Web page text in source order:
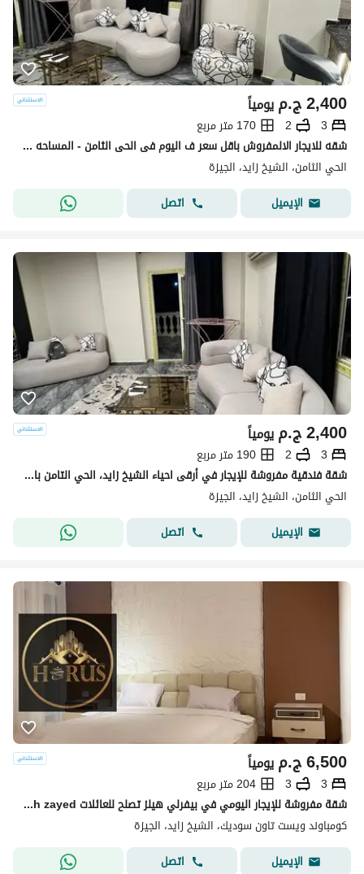
ج.م2,400 يومياً
3
2
170 متر مربع
شقه للايجار الالمفروش باقل سعر ف اليوم فى الحى الثامن - المساحه 170م - الشيخ زايد Al Sheikh Zayed
الحي الثامن، الشيخ زايد، الجيزة
الإيميل
اتصل
ج.م2,400 يومياً
3
2
190 متر مربع
شقة فندقية مفروشة للإيجار في أرقى احياء الشيخ زايد، الحي التامن باقل سعر يومي قريبة من جميع الخدمات.
الحي الثامن، الشيخ زايد، الجيزة
الإيميل
اتصل
ج.م6,500 يومياً
3
3
204 متر مربع
شقة مفروشة للإيجار اليومي في بيفرلي هيلز تصلح للعائلات elshikh zayed
كومباوند ويست تاون سوديك، الشيخ زايد، الجيزة
الإيميل
اتصل